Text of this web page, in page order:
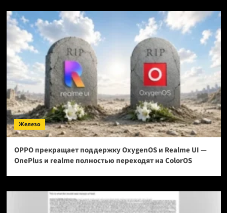
Железо
OPPO прекращает поддержку OxygenOS и Realme UI —
OnePlus и realme полностью переходят на ColorOS